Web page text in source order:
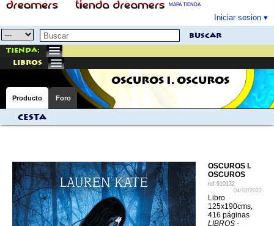
MAPA TIENDA
Iniciar sesion
buscar
Tienda:
libros
OSCUROS I. OSCUROS
Producto Foro
Cesta
OSCUROS I.
OSCUROS
ref 910132
04/02/2022
Libro
125x190cms,
416 páginas
LIBROS -